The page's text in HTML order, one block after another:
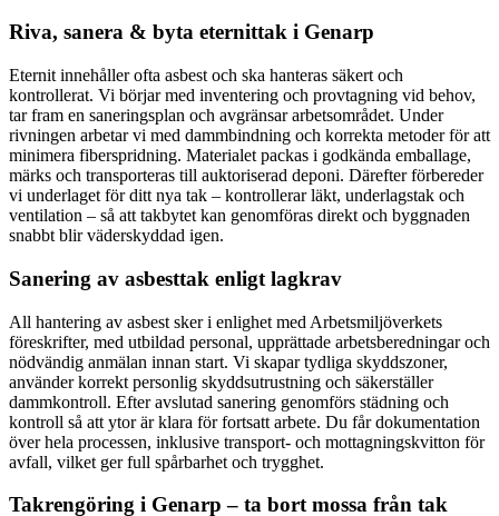
Riva, sanera & byta eternittak i Genarp
Eternit innehåller ofta asbest och ska hanteras säkert och
kontrollerat. Vi börjar med inventering och provtagning vid behov,
tar fram en saneringsplan och avgränsar arbetsområdet. Under
rivningen arbetar vi med dammbindning och korrekta metoder för att
minimera fiber­spridning. Materialet packas i godkända emballage,
märks och transporteras till auktoriserad deponi. Därefter förbereder
vi underlaget för ditt nya tak – kontrollerar läkt, underlagstak och
ventilation – så att takbytet kan genomföras direkt och byggnaden
snabbt blir väderskyddad igen.
Sanering av asbesttak enligt lagkrav
All hantering av asbest sker i enlighet med Arbetsmiljöverkets
föreskrifter, med utbildad personal, upprättade arbetsberedningar och
nödvändig anmälan innan start. Vi skapar tydliga skyddszoner,
använder korrekt personlig skyddsutrustning och säkerställer
dammkontroll. Efter avslutad sanering genomförs städning och
kontroll så att ytor är klara för fortsatt arbete. Du får dokumentation
över hela processen, inklusive transport- och mottagningskvitton för
avfall, vilket ger full spårbarhet och trygghet.
Takrengöring i Genarp – ta bort mossa från tak